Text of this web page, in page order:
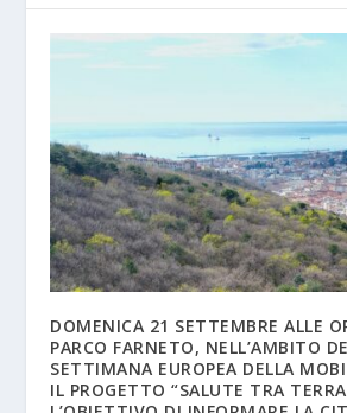
DOMENICA 21 SETTEMBRE ALLE
PARCO FARNETO, NELL’AMBITO
SETTIMANA EUROPEA DELLA
IL PROGETTO “SALUTE TRA